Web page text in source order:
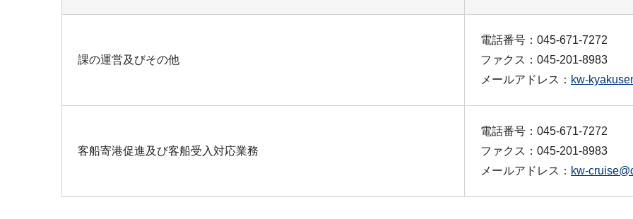
課の運営及びその他
電話番号：045-671-7272
ファクス：045-201-8983
メールアドレス： kw-
客船寄港促進及び客船受入対応業務
電話番号：045-671-7272
ファクス：045-201-8983
メールアドレス： kw-